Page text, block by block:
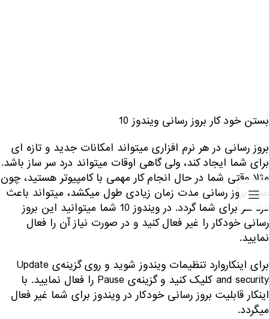
بستن خود کار بروز رسانی ویندوز 10
بروز رسانی در هر نرم افزاری میتواند امکانات جدید و تازه ای
برای شما ایجاد کند، ولی گاهی اوقات میتواند درد سر ساز باشد.
مثلا وقتی شما در حال انجام کار مهمی با کامپیوتر هستید، چون
عمل بروز رسانی مدت زمان زیادی طول میکشد، میتواند باعث
درد سر برای شما گردد. در ویندوز 10 شما میتوانید این بروز
رسانی خودکار را غیر فعال کنید و در صورت نیاز آن را فعال
نمایید.
برای اینکاروارد تنظیمات ویندوز شوید و روی گزینه‌ی Update
and security کلیک کنید و گزینه‌ی Pause را فعال نمایید. با
اینکار قابلیت بروز رسانی خودکار در ویندوز برای شما غیر فعال
میگردد.